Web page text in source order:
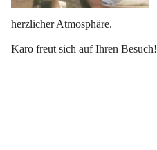
herzlicher Atmosphäre.
Karo freut sich auf Ihren Besuch!